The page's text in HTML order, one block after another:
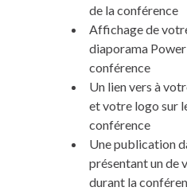
de la conférence
Affichage de
diaporama
conférence
Un lien vers à
et votre logo sur
conférence
Une publication
présentant un de
durant la